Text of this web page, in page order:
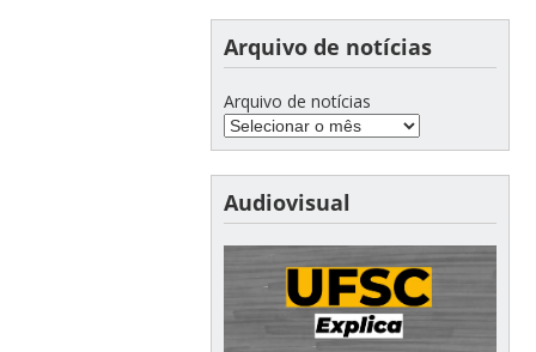
Arquivo de notícias
Arquivo de notícias
Audiovisual